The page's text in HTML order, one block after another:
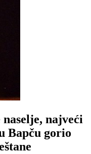
najveći
Bapču gorio